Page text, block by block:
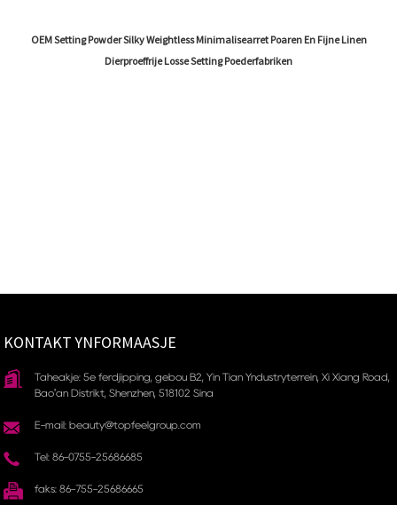
OEM Setting Powder Silky Weightless Minimalisearret Poaren En Fijne Linen
Dierproeffrije Losse Setting Poederfabriken
KONTAKT YNFORMAASJE
Taheakje: 5e ferdjipping, gebou B2, Yin Tian Yndustryterrein, Xi Xiang Road,
Bao'an Distrikt, Shenzhen, 518102 Sina
E-mail: beauty@topfeelgroup.com
Tel: 86-0755-25686685
faks: 86-755-25686665